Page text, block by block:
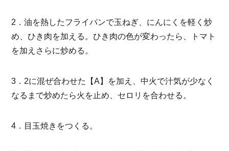
2．油を熱したフライパンで玉ねぎ、にんにくを軽く炒
め、ひき肉を加える。ひき肉の色が変わったら、トマト
を加えさらに炒める。
3．2に混ぜ合わせた【A】を加え、中火で汁気が少なく
なるまで炒めたら火を止め、セロリを合わせる。
4．目玉焼きをつくる。